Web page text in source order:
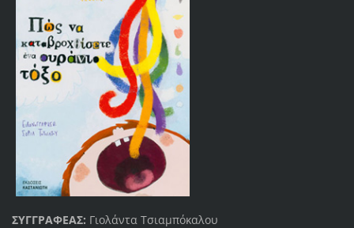
ΣΥΓΓΡΑΦΕΑΣ: Γιολάντα Τσιαμπόκαλου